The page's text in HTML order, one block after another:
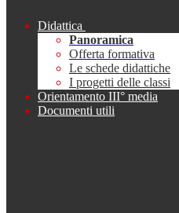
Didattica
Panoramica
Offerta formativa
Le schede didattiche
I progetti delle classi
Orientamento III° media
Documenti utili